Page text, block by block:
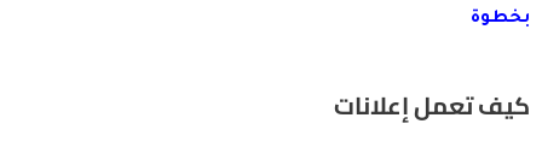
بخطوة
كيف تعمل إعلانات